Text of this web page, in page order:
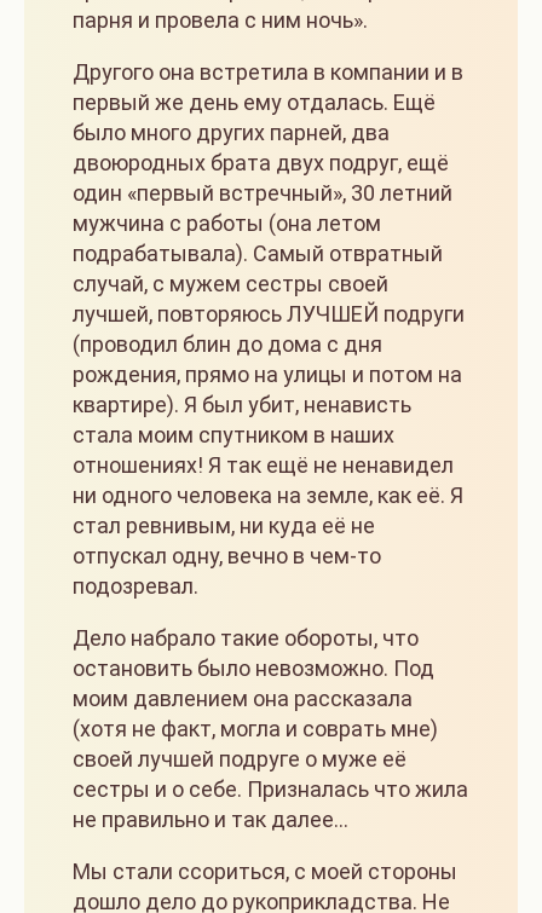
парня и провела с ним ночь».
Другого она встретила в компании и в
первый же день ему отдалась. Ещё
было много других парней, два
двоюродных брата двух подруг, ещё
один «первый встречный», 30 летний
мужчина с работы (она летом
подрабатывала). Самый отвратный
случай, с мужем сестры своей
лучшей, повторяюсь ЛУЧШЕЙ подруги
(проводил блин до дома с дня
рождения, прямо на улицы и потом на
квартире). Я был убит, ненависть
стала моим спутником в наших
отношениях! Я так ещё не ненавидел
ни одного человека на земле, как её. Я
стал ревнивым, ни куда её не
отпускал одну, вечно в чем-то
подозревал.
Дело набрало такие обороты, что
остановить было невозможно. Под
моим давлением она рассказала
(хотя не факт, могла и соврать мне)
своей лучшей подруге о муже её
сестры и о себе. Призналась что жила
не правильно и так далее…
Мы стали ссориться, с моей стороны
дошло дело до рукоприкладства. Не